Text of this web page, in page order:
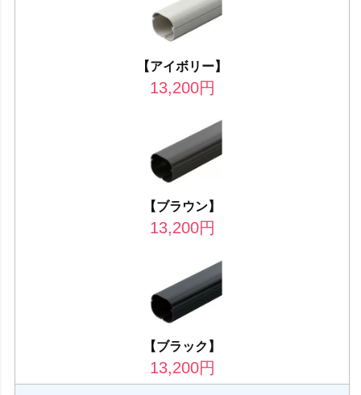
【アイボリー】
13,200円
【ブラウン】
13,200円
【ブラック】
13,200円